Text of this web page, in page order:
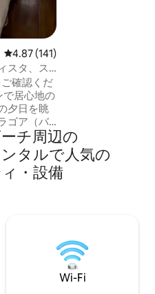
レビュー141件、5つ星中4.87つ
4.87 (141)
スタ、ス
ーベキュ
確認くだ
で居心地の
夕日を眺
ゴア（バ
モレ（サ
。 ゲス
用できま
トリー、
ニー。ゲ
バーベキ
、ジム、
どの社交/
チ⁠周⁠辺⁠の
タ⁠ル⁠で人⁠気⁠の
・⁠設⁠備
Wi-Fi